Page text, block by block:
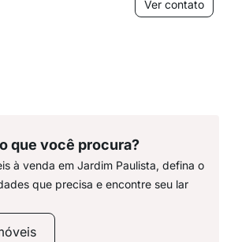
Ver contato
que você procura?
à venda em Jardim Paulista, defina o
que precisa e encontre seu lar